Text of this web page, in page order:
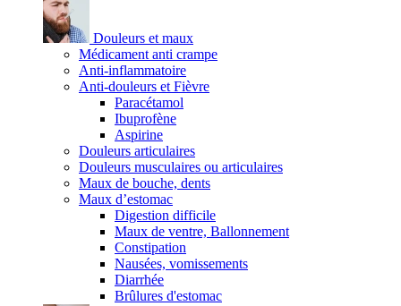
Douleurs et maux
Médicament anti crampe
Anti-inflammatoire
Anti-douleurs et Fièvre
Paracétamol
Ibuprofène
Aspirine
Douleurs articulaires
Douleurs musculaires ou articulaires
Maux de bouche, dents
Maux d’estomac
Digestion difficile
Maux de ventre, Ballonnement
Constipation
Nausées, vomissements
Diarrhée
Brûlures d'estomac